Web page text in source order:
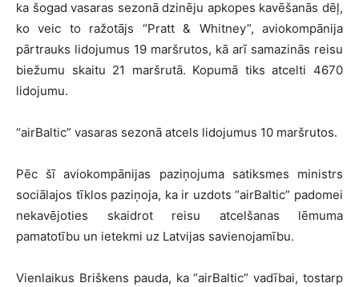
ka šogad vasaras sezonā dzinēju apkopes kavēšanās dēļ,
ko veic to ražotājs “Pratt & Whitney”, aviokompānija
pārtrauks lidojumus 19 maršrutos, kā arī samazinās reisu
biežumu skaitu 21 maršrutā. Kopumā tiks atcelti 4670
lidojumu.
“airBaltic” vasaras sezonā atcels lidojumus 10 maršrutos.
Pēc šī aviokompānijas paziņojuma satiksmes ministrs
sociālajos tīklos paziņoja, ka ir uzdots “airBaltic” padomei
nekavējoties skaidrot reisu atcelšanas lēmuma
pamatotību un ietekmi uz Latvijas savienojamību.
Vienlaikus Briškens pauda, ka “airBaltic” vadībai, tostarp